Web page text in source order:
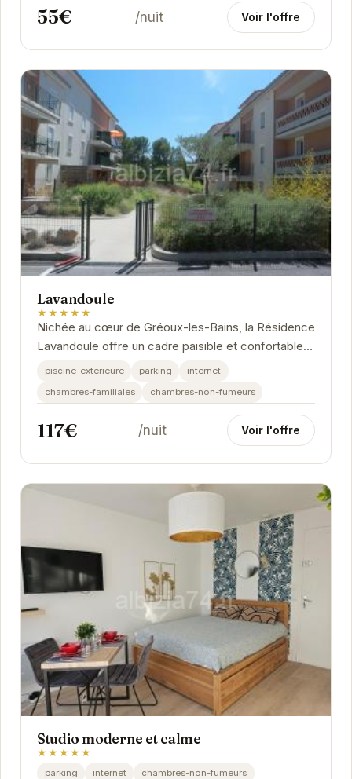
55€ /nuit Voir l'offre
Lavandoule
★★★★★
Nichée au cœur de Gréoux-les-Bains, la Résidence
Lavandoule offre un cadre paisible et confortable
pour vos vacances. À proximité des thermes...
piscine-exterieure parking
internet
chambres-familiales
chambres-non-fumeurs
117€ /nuit Voir l'offre
Studio moderne et calme
★★★★★
parking internet chambres-non-fumeurs